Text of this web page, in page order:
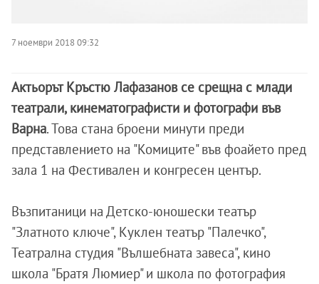
7 ноември 2018 09:32
Актьорът Кръстю Лафазанов се срещна с млади
театрали, кинематографисти и фотографи във
Варна. Това стана броени минути преди
представлението на "Комиците" във фоайето пред
зала 1 на Фестивален и конгресен център.
Възпитаници на Детско-юношески театър
"Златното ключе", Куклен театър "Палечко",
Театрална студия "Вълшебната завеса", кино
школа "Братя Люмиер" и школа по фотография